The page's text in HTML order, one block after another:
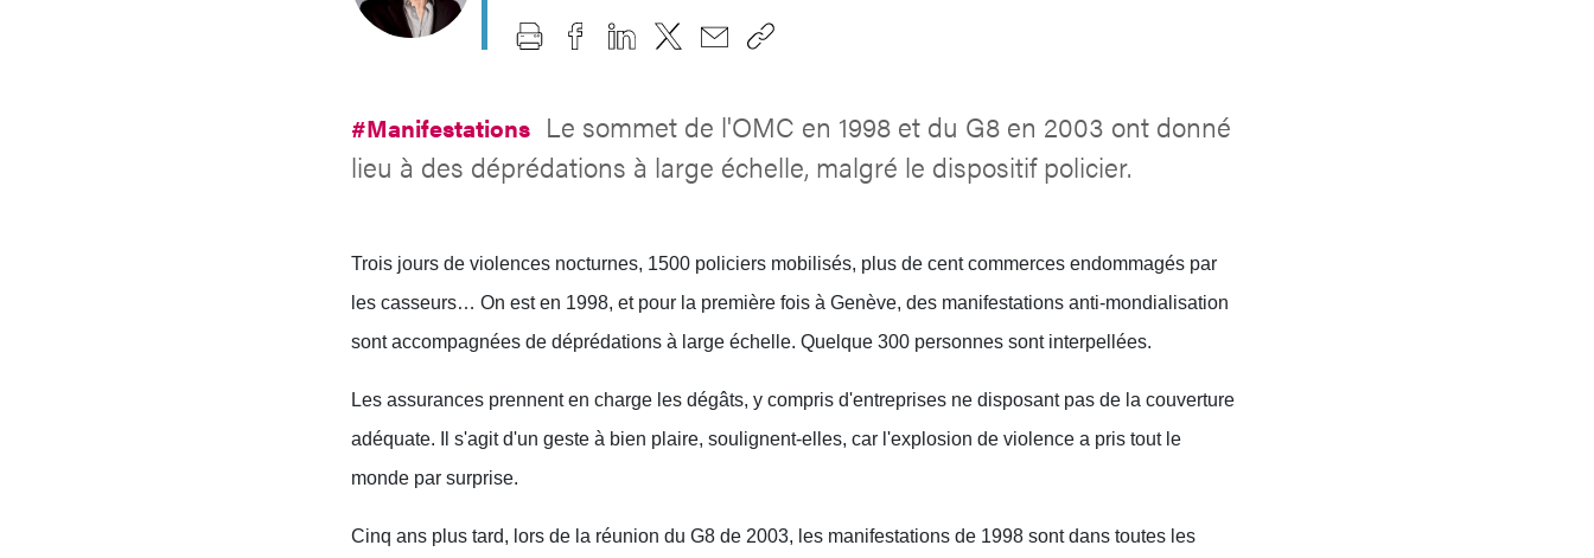
#Manifestations Le sommet de l'OMC en 1998 et du G8 en 2003 ont donné
lieu à des déprédations à large échelle, malgré le dispositif policier.
Trois jours de violences nocturnes, 1500 policiers mobilisés, plus de cent commerces endommagés par
les casseurs… On est en 1998, et pour la première fois à Genève, des manifestations anti-mondialisation
sont accompagnées de déprédations à large échelle. Quelque 300 personnes sont interpellées.
Les assurances prennent en charge les dégâts, y compris d'entreprises ne disposant pas de la couverture
adéquate. Il s'agit d'un geste à bien plaire, soulignent-elles, car l'explosion de violence a pris tout le
monde par surprise.
Cinq ans plus tard, lors de la réunion du G8 de 2003, les manifestations de 1998 sont dans toutes les